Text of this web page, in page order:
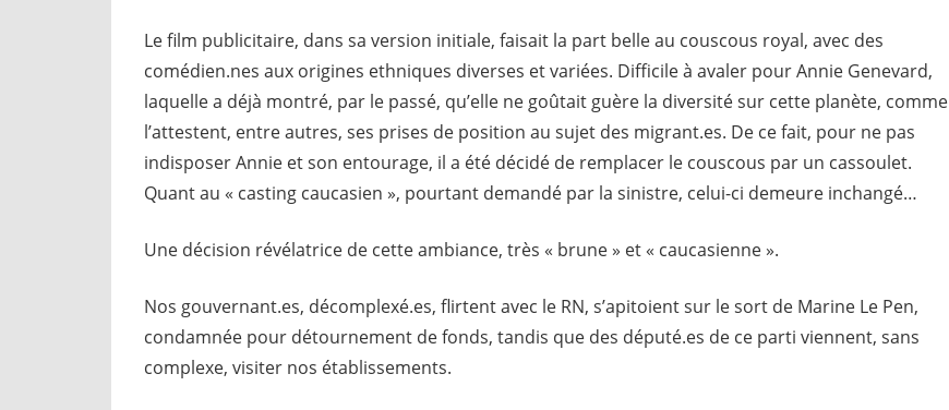
Le film publicitaire, dans sa version initiale, faisait la part belle au couscous royal, avec des
comédien.nes aux origines ethniques diverses et variées. Difficile à avaler pour Annie Genevard,
laquelle a déjà montré, par le passé, qu’elle ne goûtait guère la diversité sur cette planète, comme
l’attestent, entre autres, ses prises de position au sujet des migrant.es. De ce fait, pour ne pas
indisposer Annie et son entourage, il a été décidé de remplacer le couscous par un cassoulet.
Quant au « casting caucasien », pourtant demandé par la sinistre, celui-ci demeure inchangé…
Une décision révélatrice de cette ambiance, très « brune » et « caucasienne ».
Nos gouvernant.es, décomplexé.es, flirtent avec le RN, s’apitoient sur le sort de Marine Le Pen,
condamnée pour détournement de fonds, tandis que des député.es de ce parti viennent, sans
complexe, visiter nos établissements.